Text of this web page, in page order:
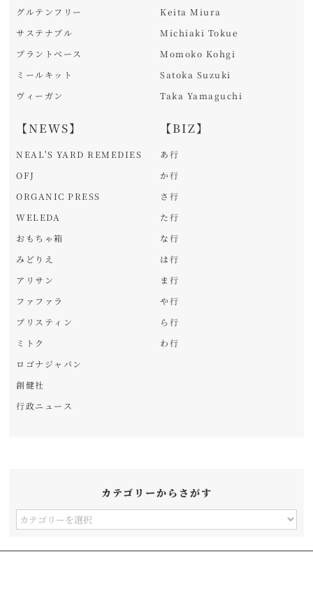
グルテンフリー
サステナブル
プラントベース
ミールキット
ヴィーガン
【NEWS】
NEAL'S YARD REMEDIES
OFJ
ORGANIC PRESS
WELEDA
おもちゃ箱
みどりえ
アリサン
ファファラ
プリスティン
ミトク
ロゴナジャパン
創健社
行政ニュース
Keita Miura
Michiaki Tokue
Momoko Kohgi
Satoka Suzuki
Taka Yamaguchi
【BIZ】
あ行
か行
さ行
た行
な行
は行
ま行
や行
ら行
わ行
カテゴリーからさがす
カ